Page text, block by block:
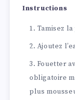
Instructions
Tamisez
Ajoutez
Fouetter
obligatoire
plus